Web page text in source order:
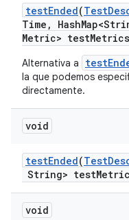
testEnded(Test
Time , Hash
Metric> test
Alternativa a
la que podemos
directamente.
void
testEnded(Test
String> test
void